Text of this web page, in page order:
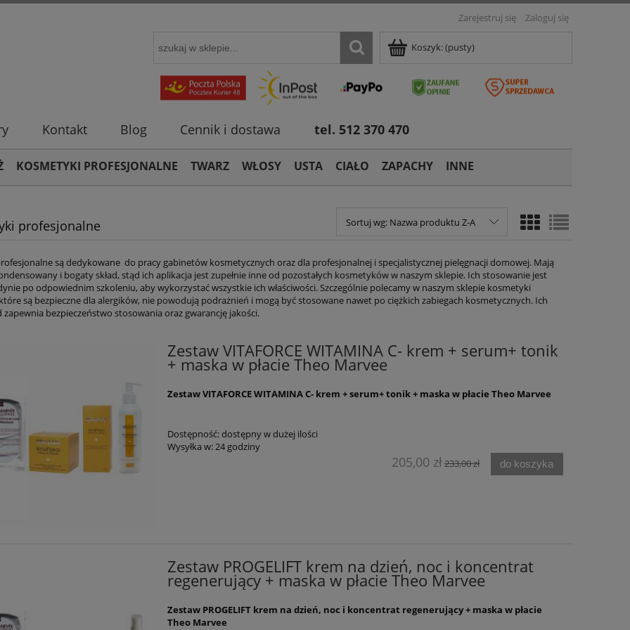
Zarejestruj się Zaloguj się
Koszyk:(pusty)
Kontakt Blog Cennik i dostawa tel. 512 370 470
KOSMETYKI PROFESJONALNE TWARZ WŁOSY USTA CIAŁO ZAPACHY INNE
profesjonalne Sortuj wg: Nazwa produktu Z-A
są dedykowane do pracy gabinetów kosmetycznych oraz dla profesjonalnej i specjalistycznej pielęgnacji domowej. Mają
i bogaty skład, stąd ich aplikacja jest zupełnie inne od pozostałych kosmetyków w naszym sklepie. Ich stosowanie jest
po odpowiednim szkoleniu, aby wykorzystać wszystkie ich właściwości. Szczególnie polecamy w naszym sklepie kosmetyki
są bezpieczne dla alergików, nie powodują podrażnień i mogą być stosowane nawet po ciężkich zabiegach kosmetycznych. Ich
zapewnia bezpieczeństwo stosowania oraz gwarancję jakości.
Zestaw VITAFORCE WITAMINA C- krem + serum+ tonik
+ maska w płacie Theo Marvee
Zestaw VITAFORCE WITAMINA C- krem + serum+ tonik + maska w płacie Theo Marvee
Dostępność:dostępny w dużej ilości
Wysyłka w:24 godziny
205,00 zł233,00 zł do koszyka
Zestaw PROGELIFT krem na dzień, noc i koncentrat
regenerujący + maska w płacie Theo Marvee
Zestaw PROGELIFT krem na dzień, noc i koncentrat regenerujący + maska w płacie
Theo Marvee